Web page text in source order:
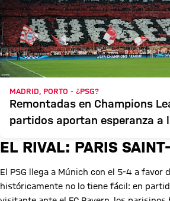
MADRID, PORTO - ¿PSG?
Remontadas en Champions
partidos aportan esperanza a
EL RIVAL: PARIS
El PSG llega a Múnich con el 5-4 a favor
históricamente no lo tiene fácil: en